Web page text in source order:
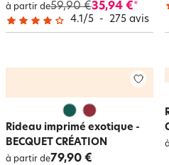
à partir de59,90 €35,94 €*
4.1/5 - 275 avis
Rideau imprimé exotique -
BECQUET CRÉATION
à partir de79,90 €